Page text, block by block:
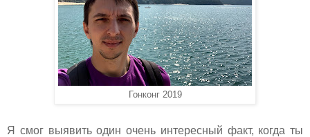
Гонконг 2019
Я смог выявить один очень интересный факт, когда ты